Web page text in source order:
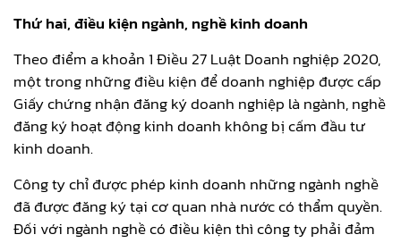
Thứ hai, điều kiện ngành, nghề kinh doanh
Theo điểm a khoản 1 Điều 27 Luật Doanh nghiệp 2020,
một trong những điều kiện để doanh nghiệp được cấp
Giấy chứng nhận đăng ký doanh nghiệp là ngành, nghề
đăng ký hoạt động kinh doanh không bị cấm đầu tư
kinh doanh.
Công ty chỉ được phép kinh doanh những ngành nghề
đã được đăng ký tại cơ quan nhà nước có thẩm quyền.
Đối với ngành nghề có điều kiện thì công ty phải đảm